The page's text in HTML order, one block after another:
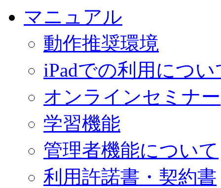
マニュアル
動作推奨環境
iPadでの利用につい
オンラインセミナー
学習機能
管理者機能について
利用許諾書・契約書